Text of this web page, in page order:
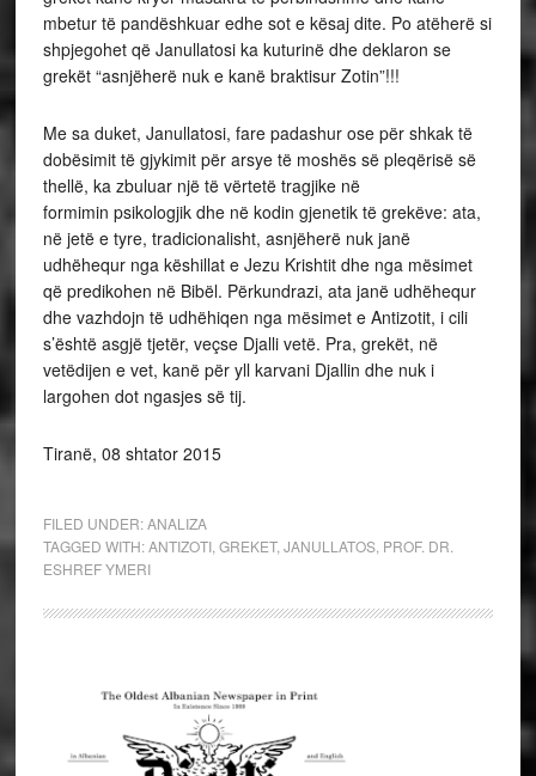
mbetur të pandëshkuar edhe sot e kësaj dite. Po atëherë si
shpjegohet që Janullatosi ka kuturinë dhe deklaron se
grekët “asnjëherë nuk e kanë braktisur Zotin”!!!
Me sa duket, Janullatosi, fare padashur ose për shkak të
dobësimit të gjykimit për arsye të moshës së pleqërisë së
thellë, ka zbuluar një të vërtetë tragjike në
formimin psikologjik dhe në kodin gjenetik të grekëve: ata,
në jetë e tyre, tradicionalisht, asnjëherë nuk janë
udhëhequr nga këshillat e Jezu Krishtit dhe nga mësimet
që predikohen në Bibël. Përkundrazi, ata janë udhëhequr
dhe vazhdojn të udhëhiqen nga mësimet e Antizotit, i cili
s’është asgjë tjetër, veçse Djalli vetë. Pra, grekët, në
vetëdijen e vet, kanë për yll karvani Djallin dhe nuk i
largohen dot ngasjes së tij.
Tiranë, 08 shtator 2015
FILED UNDER:ANALIZA
TAGGED WITH:ANTIZOTI, GREKET, JANULLATOS, PROF. DR.
ESHREF YMERI